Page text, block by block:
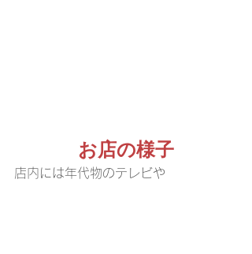
お店の様子
店内には年代物のテレビや